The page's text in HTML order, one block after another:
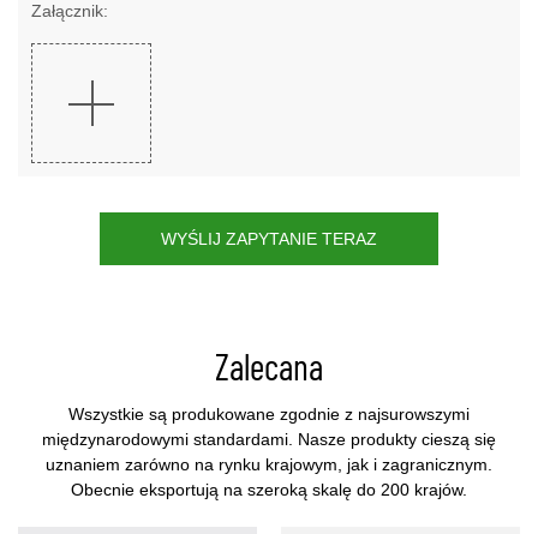
Załącznik:
WYŚLIJ ZAPYTANIE TERAZ
Zalecana
Wszystkie są produkowane zgodnie z najsurowszymi
międzynarodowymi standardami. Nasze produkty cieszą się
uznaniem zarówno na rynku krajowym, jak i zagranicznym.
Obecnie eksportują na szeroką skalę do 200 krajów.